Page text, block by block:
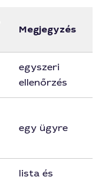
Megjegyzés
egyszeri
ellenőrzés
egy ügyre
lista és